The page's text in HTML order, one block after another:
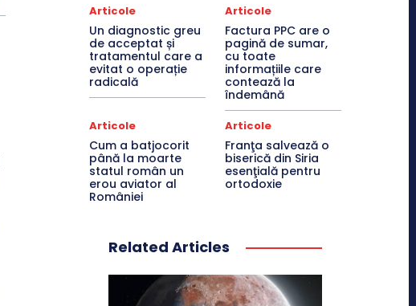
Articole
Un diagnostic greu
de acceptat și
tratamentul care a
evitat o operație
radicală
Articole
Factura PPC are o
pagină de sumar,
cu toate
informațiile care
contează la
îndemână
Articole
Cum a batjocorit
până la moarte
statul român un
erou aviator al
României
Articole
Franţa salvează o
biserică din Siria
esenţială pentru
ortodoxie
Related Articles